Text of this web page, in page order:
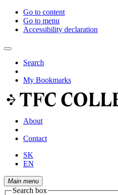
Go to content
Go to menu
Accessibility declaration
Search
My Bookmarks
About
Contact
SK
EN
Main menu
Search box